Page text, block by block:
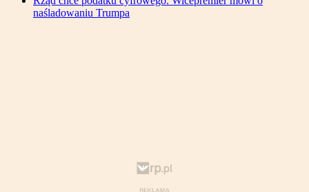
naśladowaniu Trumpa